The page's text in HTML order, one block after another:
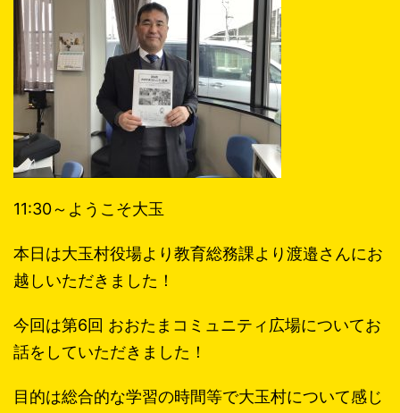
11:30～ようこそ大玉
本日は大玉村役場より教育総務課より渡邉さんにお
越しいただきました！
今回は第6回 おおたまコミュニティ広場についてお
話をしていただきました！
目的は総合的な学習の時間等で大玉村について感じ